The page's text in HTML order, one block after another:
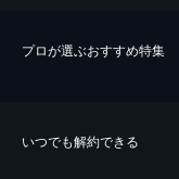
プロが選ぶおすすめ特集
いつでも解約できる